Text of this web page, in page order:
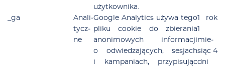
użyt­kow­ni­ka.
_ga
Ana­li­
tycz­
ne
Go­ogle Ana­ly­tics uży­wa te­go
pli­ku co­okie do zbie­ra­nia
ano­ni­mo­wych in­for­ma­cji
o od­wie­dza­ją­cych, se­sjach
i kam­pa­niach, przy­pi­su­jąc
1 rok
1
mie­
siąc 4
dni